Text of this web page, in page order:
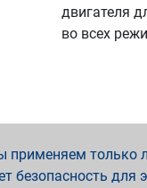
двигателя
во всех
только
безопасность для